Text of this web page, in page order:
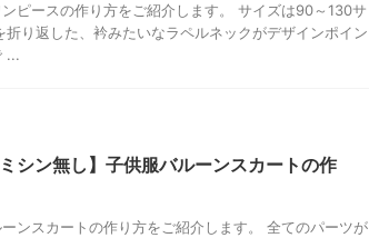
ピースの作り方をご紹介します。 サイズは90～130サ
り返した、衿みたいなラペルネックがデザインポイン
...
シン無し】子供服バルーンスカートの作
ンスカートの作り方をご紹介します。 全てのパーツが